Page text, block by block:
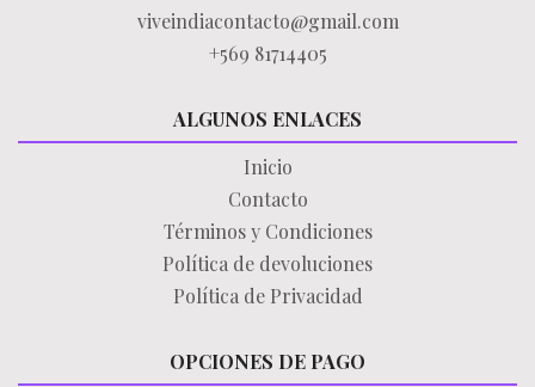
viveindiacontacto@gmail.com
+569 81714405
ALGUNOS ENLACES
Inicio
Contacto
Términos y Condiciones
Política de devoluciones
Política de Privacidad
OPCIONES DE PAGO